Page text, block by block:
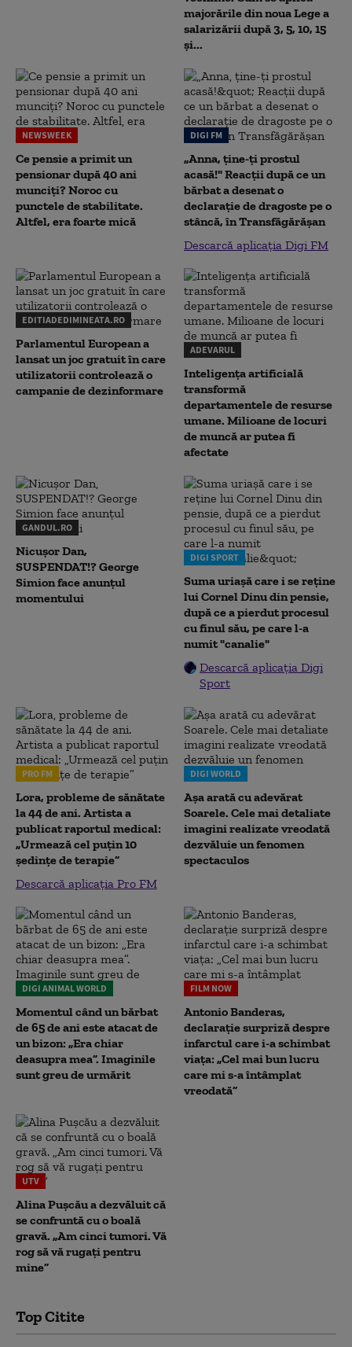
majorările din noua Lege a
salarizării după 3, 5, 10, 15
și...
NEWSWEEK
Ce pensie a primit un
pensionar după 40 ani
munciți? Noroc cu
punctele de stabilitate.
Altfel, era foarte mică
DIGI FM
„Anna, ţine-ţi prostul
acasă!" Reacţii după ce un
bărbat a desenat o
declaraţie de dragoste pe o
stâncă, în Transfăgărăşan
Descarcă aplicația Digi FM
EDITIADEDIMINEATA.RO
Parlamentul European a
lansat un joc gratuit în care
utilizatorii controlează o
campanie de dezinformare
ADEVARUL
Inteligența artificială
transformă
departamentele de resurse
umane. Milioane de locuri
de muncă ar putea fi
afectate
GANDUL.RO
Nicușor Dan,
SUSPENDAT!? George
Simion face anunțul
momentului
DIGI SPORT
Suma uriașă care i se reține
lui Cornel Dinu din pensie,
după ce a pierdut procesul
cu finul său, pe care l-a
numit "canalie"
Descarcă aplicația Digi
Sport
PRO FM
Lora, probleme de sănătate
la 44 de ani. Artista a
publicat raportul medical:
„Urmează cel puțin 10
ședințe de terapie”
Descarcă aplicația Pro FM
DIGI WORLD
Așa arată cu adevărat
Soarele. Cele mai detaliate
imagini realizate vreodată
dezvăluie un fenomen
spectaculos
DIGI ANIMAL WORLD
Momentul când un bărbat
de 65 de ani este atacat de
un bizon: „Era chiar
deasupra mea”. Imaginile
sunt greu de urmărit
FILM NOW
Antonio Banderas,
declarație surpriză despre
infarctul care i-a schimbat
viața: „Cel mai bun lucru
care mi s-a întâmplat
vreodată”
UTV
Alina Pușcău a dezvăluit că
se confruntă cu o boală
gravă. „Am cinci tumori. Vă
rog să vă rugați pentru
mine”
Top Citite